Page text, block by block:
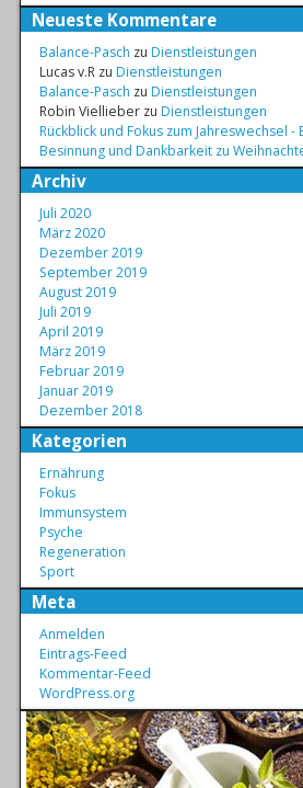
Neueste Kommentare
Balance-Pasch zuDienstleistungen
Lucas v.R zuDienstleistungen
Balance-Pasch zuDienstleistungen
Robin Viellieber zuDienstleistungen
Rückblick und Fokus zum Jahreswechsel -
Besinnung und Dankbarkeit zu
Archiv
Juli 2020
März 2020
Dezember 2019
September 2019
August 2019
Juli 2019
April 2019
März 2019
Februar 2019
Januar 2019
Dezember 2018
Kategorien
Ernährung
Fokus
Immunsystem
Psyche
Regeneration
Sport
Meta
Anmelden
Eintrags-Feed
Kommentar-Feed
WordPress.org